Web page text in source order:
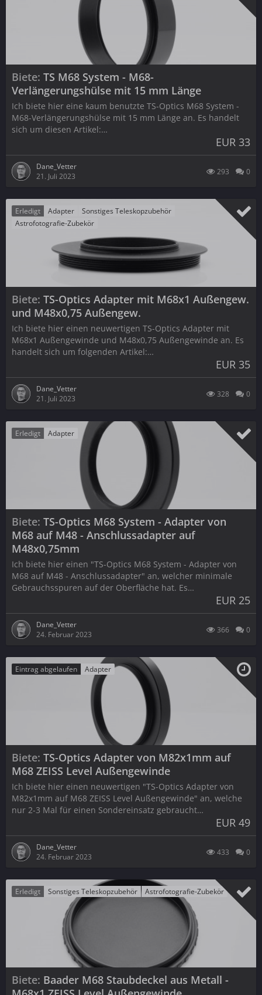
Biete TS M68 System - M68-
Verlängerungshülse mit 15 mm Länge
Ich biete hier eine kaum benutzte TS-Optics M68 System -
M68-Verlängerungshülse mit 15 mm Länge an. Es handelt
sich um diesen Artikel:…
EUR 33
Dane_Vetter
21. Juli 2023
293 0
Erledigt Adapter
Sonstiges Teleskopzubehör
Astrofotografie-Zubekör
Biete TS-Optics Adapter mit M68x1 Außengew.
und M48x0,75 Außengew.
Ich biete hier einen neuwertigen TS-Optics Adapter mit
M68x1 Außengewinde und M48x0,75 Außengewinde an. Es
handelt sich um folgenden Artikel:…
EUR 35
Dane_Vetter
21. Juli 2023
328 0
Erledigt Adapter
Biete TS-Optics M68 System - Adapter von
M68 auf M48 - Anschlussadapter auf
M48x0,75mm
Ich biete hier einen "TS-Optics M68 System - Adapter von
M68 auf M48 - Anschlussadapter" an, welcher minimale
Gebrauchsspuren auf der Oberfläche hat. Es…
EUR 25
Dane_Vetter
24. Februar 2023
366 0
Eintrag abgelaufen Adapter
Biete TS-Optics Adapter von M82x1mm auf
M68 ZEISS Level Außengewinde
Ich biete hier einen neuwertigen "TS-Optics Adapter von
M82x1mm auf M68 ZEISS Level Außengewinde" an, welche
nur 2-3 Mal für einen Sondereinsatz gebraucht…
EUR 49
Dane_Vetter
24. Februar 2023
433 0
Erledigt Sonstiges Teleskopzubehör Astrofotografie-Zubekör
Biete Baader M68 Staubdeckel aus Metall -